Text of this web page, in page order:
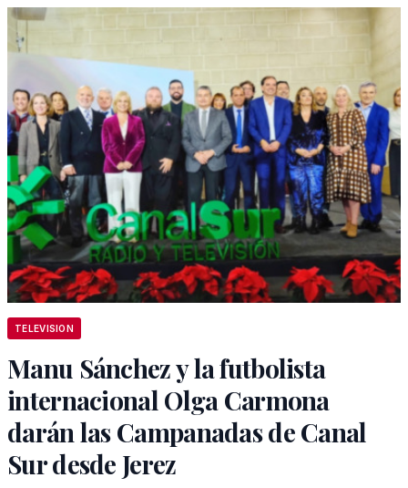
TELEVISION
Manu Sánchez y la futbolista
internacional Olga Carmona
darán las Campanadas de Canal
Sur desde Jerez